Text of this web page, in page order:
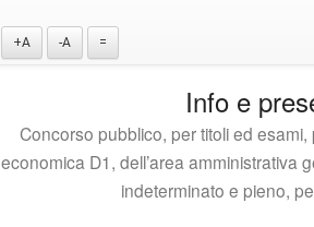
+A -A =
Info e
Concorso pubblico, per titoli ed
economica D1, dell’area amministrativa
indeterminato e pieno,